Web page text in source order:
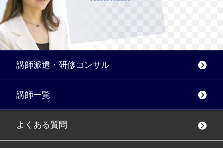
講師派遣・研修コンサル
講師一覧
よくある質問